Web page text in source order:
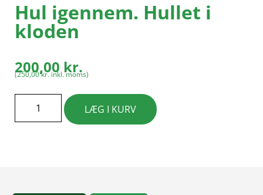
Hul igennem. Hullet i
kloden
200,00kr.
(250,00kr.inkl. moms)
LÆG I KURV